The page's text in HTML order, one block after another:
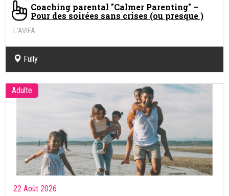
Coaching parental "Calmer Parenting" –
Pour des soirées sans crises (ou presque )
L'AVIFA
Fully
Adulte
22 Août 2026